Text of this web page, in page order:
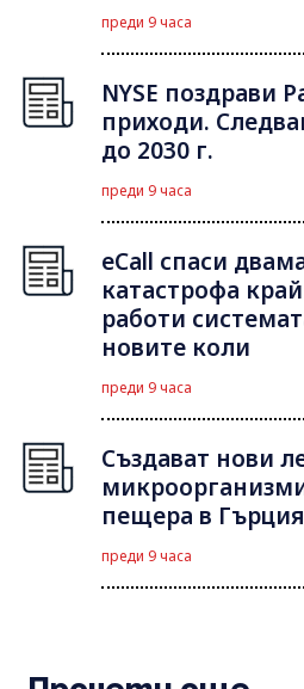
преди 9 часа
NYSE поздрави
приходи.
до 2030 г.
преди 9 часа
eCall спаси
катастрофа
работи
новите коли
преди 9 часа
Създават нови
пещера в Гърция
преди 9 часа